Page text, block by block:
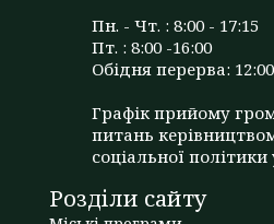
Пн. - Чт. : 8:00 - 17:15
Пт. : 8:00 -16:00
Обідня перерва:
Графік прийому
питань
соціальної політики
Розділи сайту